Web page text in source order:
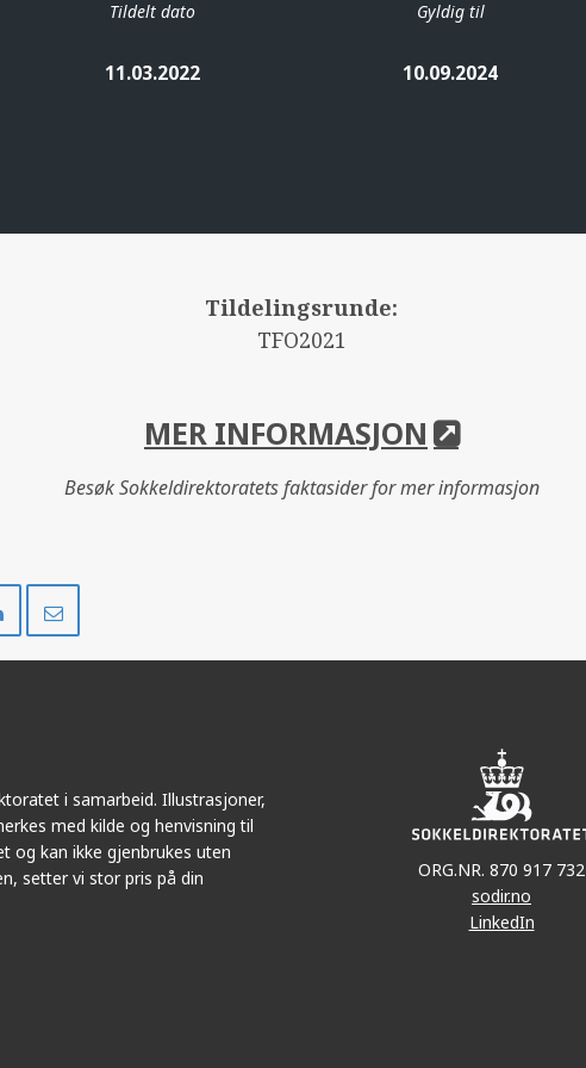
Tildelt dato
11.03.2022
Gyldig til
10.09.2024
Tildelingsrunde:
TFO2021
MER INFORMASJON
Besøk Sokkeldirektoratets faktasider for mer informasjon
på
i samarbeid. Illustrasjoner,
med kilde og henvisning til
og kan ikke gjenbrukes uten
setter vi stor pris på din
ORG.NR. 870 917 732
sodir.no
LinkedIn